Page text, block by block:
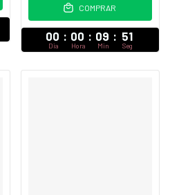
COMPRAR
00 : 00 : 09 : 47
Dia Hora Min Seg